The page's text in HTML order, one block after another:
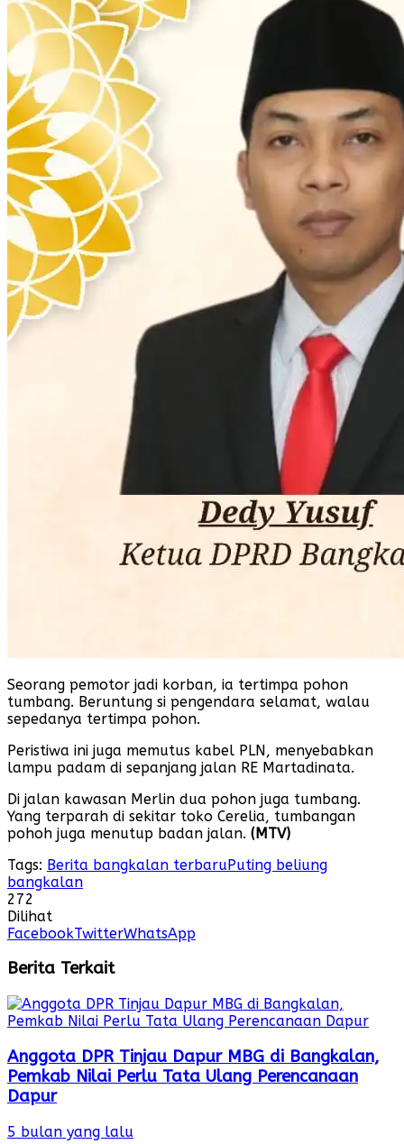
Seorang pemotor jadi korban, ia tertimpa pohon
tumbang. Beruntung si pengendara selamat, walau
sepedanya tertimpa pohon.
Peristiwa ini juga memutus kabel PLN, menyebabkan
lampu padam di sepanjang jalan RE Martadinata.
Di jalan kawasan Merlin dua pohon juga tumbang.
Yang terparah di sekitar toko Cerelia, tumbangan
pohoh juga menutup badan jalan. (MTV)
Tags: Berita bangkalan terbaruPuting beliung
bangkalan
272
Dilihat
FacebookTwitterWhatsApp
Berita Terkait
Anggota DPR Tinjau Dapur MBG di Bangkalan,
Pemkab Nilai Perlu Tata Ulang Perencanaan
Dapur
5 bulan yang lalu